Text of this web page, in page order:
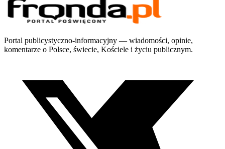
Portal publicystyczno-informacyjny — wiadomości, opinie,
komentarze o Polsce, świecie, Kościele i życiu publicznym.